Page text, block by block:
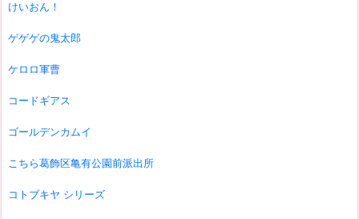
けいおん！
ゲゲゲの鬼太郎
ケロロ軍曹
コードギアス
ゴールデンカムイ
こちら葛飾区亀有公園前派出所
コトブキヤ シリーズ